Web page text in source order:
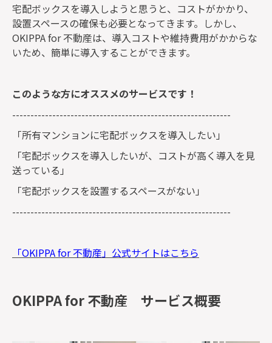
宅配ボックスを導入しようと思うと、コストがかかり、
設置スペースの確保も必要となってきます。しかし、
OKIPPA for 不動産は、導入コストや維持費用がかからな
いため、簡単に導入することができます。
このような方にオススメのサービスです！
------------------------------------------------------------
「所有マンションに宅配ボックスを導入したい」
「宅配ボックスを導入したいが、コストが高く導入を見
送っている」
「宅配ボックスを設置するスペースがない」
------------------------------------------------------------
「OKIPPA for 不動産」公式サイトはこちら
OKIPPA for 不動産 サービス概要